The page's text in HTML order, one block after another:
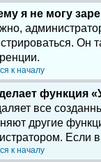
я не могу
Он
к началу
функция
все
другие
Если
к началу